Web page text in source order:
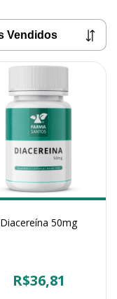
Diacereína 50mg
R$36,81